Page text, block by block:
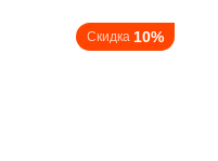
Скидка 10%